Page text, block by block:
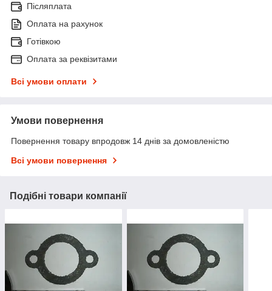
Післяплата
Оплата на рахунок
Готівкою
Оплата за реквізитами
Всі умови оплати
Умови повернення
Повернення товару впродовж 14 днів за домовленістю
Всі умови повернення
Подібні товари компанії